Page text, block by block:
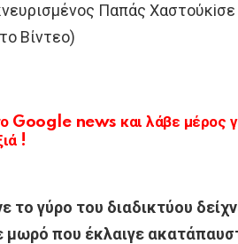
Παπάς
Βίντεο)
Google news και λάβε μέρος
!
το γύρο του διαδικτύου
μωρό που έκλαιγε